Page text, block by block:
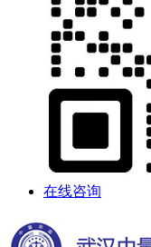
在线咨询